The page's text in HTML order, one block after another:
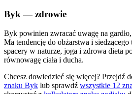
Byk— zdrowie
Byk powinien zwracać uwagę na
Ma tendencję do obżarstwa i
spacery w naturze, joga i zdrowa dieta
równowagę ciała i ducha.
Chcesz dowiedzieć się więcej? Przejdź
znaku Byk lub sprawdź wszystkie 12